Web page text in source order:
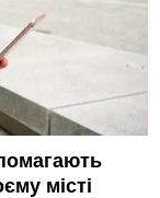
місті